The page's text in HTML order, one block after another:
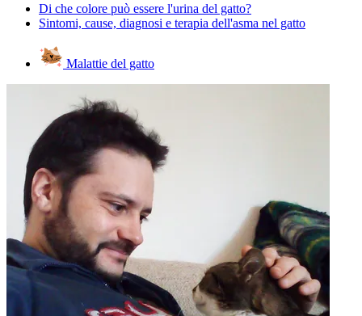
Di che colore può essere l'urina del gatto?
Sintomi, cause, diagnosi e terapia dell'asma nel gatto
Malattie del gatto